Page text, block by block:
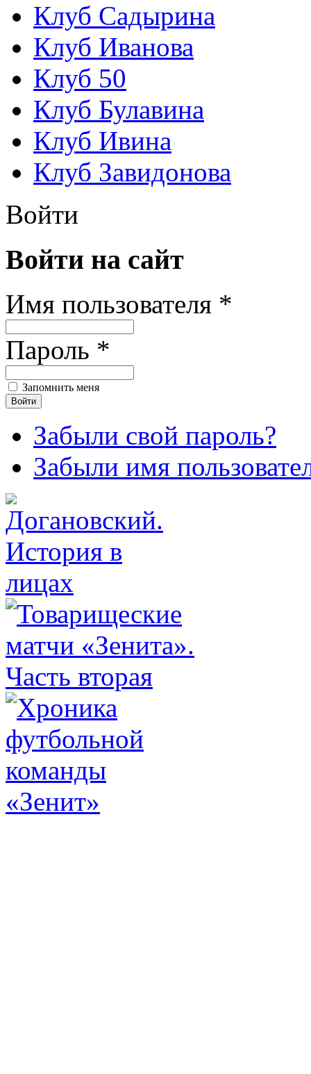
Клуб Садырина
Клуб Иванова
Клуб 50
Клуб Булавина
Клуб Ивина
Клуб Завидонова
Войти
Войти на сайт
Имя пользователя *
Пароль *
Запомнить меня
Забыли свой пароль?
Забыли имя